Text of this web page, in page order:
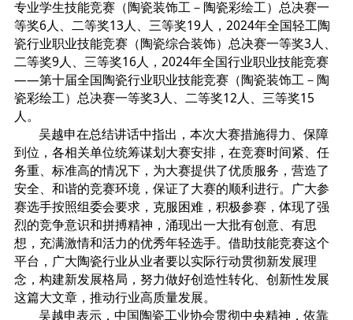
专业学生技能竞赛（陶瓷装饰工－陶瓷彩绘工）总决赛一
等奖6人、二等奖13人、三等奖19人，2024年全国轻工陶
瓷行业职业技能竞赛（陶瓷综合装饰）总决赛一等奖3人、
二等奖9人、三等奖16人，2024年全国行业职业技能竞赛
——第十届全国陶瓷行业职业技能竞赛（陶瓷装饰工－陶
瓷彩绘工）总决赛一等奖3人、二等奖12人、三等奖15
人。
吴越申在总结讲话中指出，本次大赛措施得力、保障
到位，各相关单位统筹谋划大赛安排，在竞赛时间紧、任
务重、标准高的情况下，为大赛提供了优质服务，营造了
安全、和谐的竞赛环境，保证了大赛的顺利进行。广大参
赛选手按照组委会要求，克服困难，积极参赛，体现了强
烈的竞争意识和拼搏精神，涌现出一大批有创意、有思
想，充满激情和活力的优秀年轻选手。借助技能竞赛这个
平台，广大陶瓷行业从业者要以实际行动贯彻新发展理
念，构建新发展格局，努力做好创造性转化、创新性发展
这篇大文章，推动行业高质量发展。
吴越申表示，中国陶瓷工业协会贯彻中央精神，依靠